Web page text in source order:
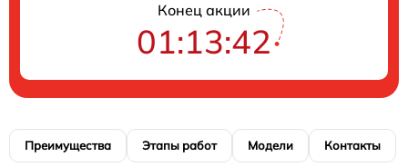
Конец акции
01:13:42
Преимущества Этапы работ Модели Контакты